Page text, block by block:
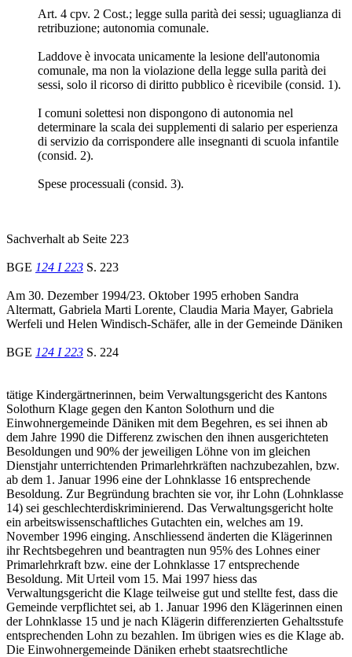
Art. 4 cpv. 2 Cost.; legge sulla parità dei sessi; uguaglianza di
retribuzione; autonomia comunale.
Laddove è invocata unicamente la lesione dell'autonomia
comunale, ma non la violazione della legge sulla parità dei
sessi, solo il ricorso di diritto pubblico è ricevibile (consid. 1).
I comuni solettesi non dispongono di autonomia nel
determinare la scala dei supplementi di salario per esperienza
di servizio da corrispondere alle insegnanti di scuola infantile
(consid. 2).
Spese processuali (consid. 3).
Sachverhalt ab Seite 223
BGE 124 I 223 S. 223
Am 30. Dezember 1994/23. Oktober 1995 erhoben Sandra
Altermatt, Gabriela Marti Lorente, Claudia Maria Mayer, Gabriela
Werfeli und Helen Windisch-Schäfer, alle in der Gemeinde Däniken
BGE 124 I 223 S. 224
tätige Kindergärtnerinnen, beim Verwaltungsgericht des Kantons
Solothurn Klage gegen den Kanton Solothurn und die
Einwohnergemeinde Däniken mit dem Begehren, es sei ihnen ab
dem Jahre 1990 die Differenz zwischen den ihnen ausgerichteten
Besoldungen und 90% der jeweiligen Löhne von im gleichen
Dienstjahr unterrichtenden Primarlehrkräften nachzubezahlen, bzw.
ab dem 1. Januar 1996 eine der Lohnklasse 16 entsprechende
Besoldung. Zur Begründung brachten sie vor, ihr Lohn (Lohnklasse
14) sei geschlechterdiskriminierend. Das Verwaltungsgericht holte
ein arbeitswissenschaftliches Gutachten ein, welches am 19.
November 1996 einging. Anschliessend änderten die Klägerinnen
ihr Rechtsbegehren und beantragten nun 95% des Lohnes einer
Primarlehrkraft bzw. eine der Lohnklasse 17 entsprechende
Besoldung. Mit Urteil vom 15. Mai 1997 hiess das
Verwaltungsgericht die Klage teilweise gut und stellte fest, dass die
Gemeinde verpflichtet sei, ab 1. Januar 1996 den Klägerinnen einen
der Lohnklasse 15 und je nach Klägerin differenzierten Gehaltsstufe
entsprechenden Lohn zu bezahlen. Im übrigen wies es die Klage ab.
Die Einwohnergemeinde Däniken erhebt staatsrechtliche